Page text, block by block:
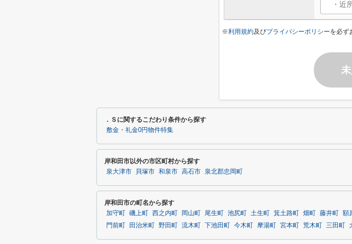
※利用規約及びプライバシーポリシーを必ず
．Ｓに関するこだわり条件から探す
敷金・礼金0円物件特集
岸和田市以外の市区町村から探す
泉大津市 貝塚市 和泉市 高石市 泉北郡忠岡町
岸和田市の町名から探す
加守町 磯上町 西之内町 岡山町 尾生町 池尻町 土生町 箕土路町 畑町 藤井町 額
門前町
田治米町 野田町 流木町 下池田町 今木町 摩湯町 宮本町 荒木町 三田町